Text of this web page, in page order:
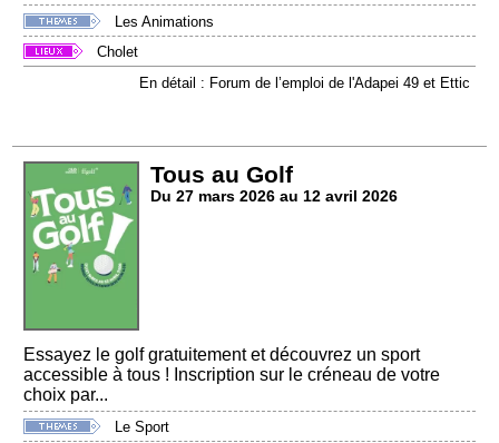
Les Animations
Cholet
En détail : Forum de l’emploi de l'Adapei 49 et Ettic
Tous au Golf
Du 27 mars 2026 au 12 avril 2026
Essayez le golf gratuitement et découvrez un sport
accessible à tous ! Inscription sur le créneau de votre
choix par...
Le Sport